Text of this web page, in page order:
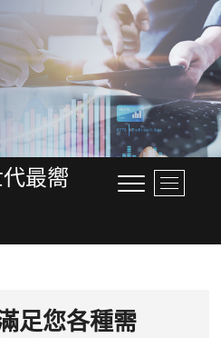
最嚮
M
e
u
足您各種需